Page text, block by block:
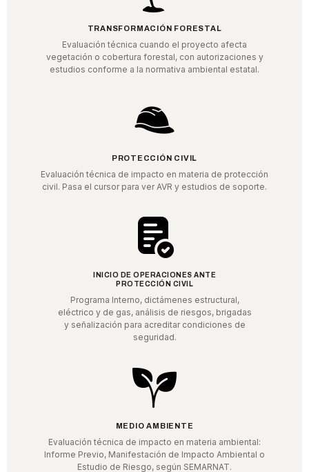
TRANSFORMACIÓN FORESTAL
Evaluación técnica cuando el proyecto afecta
vegetación o cobertura forestal, con autorizaciones y
estudios conforme a la normativa ambiental estatal.
PROTECCIÓN CIVIL
Evaluación técnica de impacto en materia de protección
civil. Pasa el cursor para ver AVR y estudios de soporte.
INICIO DE OPERACIONES ANTE
PROTECCIÓN CIVIL
Programa Interno, dictámenes estructural,
eléctrico y de gas, análisis de riesgos, brigadas
y señalización para acreditar condiciones de
seguridad.
MEDIO AMBIENTE
Evaluación técnica de impacto en materia ambiental:
Informe Previo, Manifestación de Impacto Ambiental o
Estudio de Riesgo, según SEMARNAT.